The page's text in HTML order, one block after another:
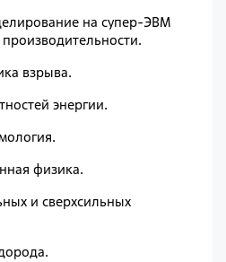
на супер-ЭВМ
взрыва.
энергии.
физика.
и сверхсильных